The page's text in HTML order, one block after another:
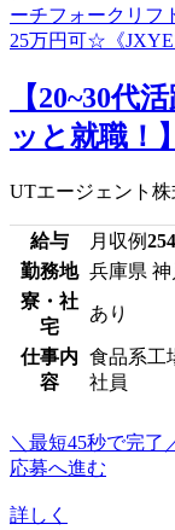
【20~30代
ッと就職！
UTエージェント株
給与 月収例
勤務地 兵庫県
寮・社
宅
あり
仕事内
容
食品系工
社員
＼最短45秒で完了
応募へ進む
詳しく